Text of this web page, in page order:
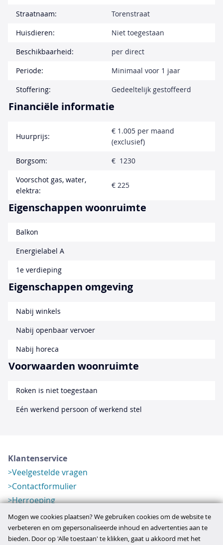
Straatnaam:
Torenstraat
Huisdieren:
Niet toegestaan
Beschikbaarheid:
per direct
Periode:
Minimaal voor 1 jaar
Stoffering:
Gedeeltelijk gestoffeerd
Financiële informatie
Huurprijs:
€ 1.005 per maand
(exclusief)
Borgsom:
€ 1230
Voorschot gas, water,
elektra:
€ 225
Eigenschappen woonruimte
Balkon
Energielabel A
1e verdieping
Eigenschappen omgeving
Nabij winkels
Nabij openbaar vervoer
Nabij horeca
Voorwaarden woonruimte
Roken is niet toegestaan
Eén werkend persoon of werkend stel
Klantenservice
Veelgestelde vragen
Contactformulier
Herroeping
Over ons
Bedrijfsgegevens
Werkwijze
Mogen we cookies plaatsen? We gebruiken cookies om de website te
verbeteren en om gepersonaliseerde inhoud en advertenties aan te
bieden. Door op 'Alle toestaan' te klikken, gaat u akkoord met het